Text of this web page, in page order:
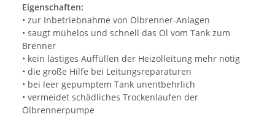
Eigenschaften:
• zur Inbetriebnahme von Ölbrenner-Anlagen
• saugt mühelos und schnell das Öl vom Tank zum
Brenner
• kein lästiges Auffüllen der Heizölleitung mehr nötig
• die große Hilfe bei Leitungsreparaturen
• bei leer gepumptem Tank unentbehrlich
• vermeidet schädliches Trockenlaufen der
Ölbrennerpumpe